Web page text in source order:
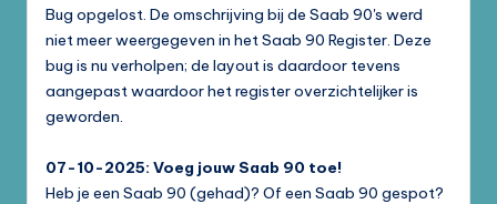
Bug opgelost. De omschrijving bij de Saab 90's werd
niet meer weergegeven in het Saab 90 Register. Deze
bug is nu verholpen; de layout is daardoor tevens
aangepast waardoor het register overzichtelijker is
geworden.
07-10-2025: Voeg jouw Saab 90 toe!
Heb je een Saab 90 (gehad)? Of een Saab 90 gespot?